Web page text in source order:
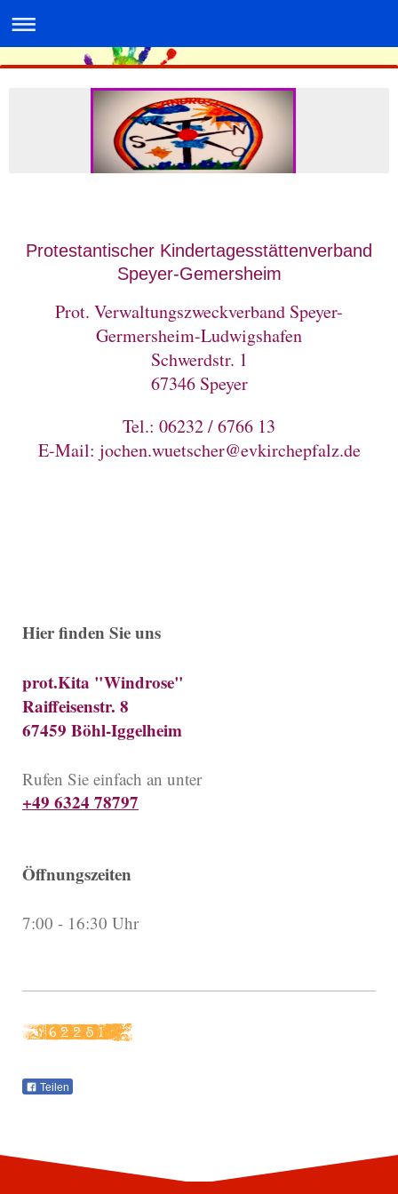
Protestantischer Kindertagesstättenverband
Speyer-Gemersheim
Prot. Verwaltungszweckverband Speyer-
Germersheim-Ludwigshafen
Schwerdstr. 1
67346 Speyer
Tel.: 06232 / 6766 13
E-Mail: jochen.wuetscher@evkirchepfalz.de
Hier finden Sie uns
prot.Kita "Windrose"
Raiffeisenstr. 8
67459 Böhl-Iggelheim
Rufen Sie einfach an unter
+49 6324 78797
Öffnungszeiten
7:00 - 16:30 Uhr
Teilen